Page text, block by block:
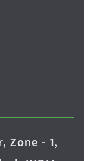
Zone - 1,